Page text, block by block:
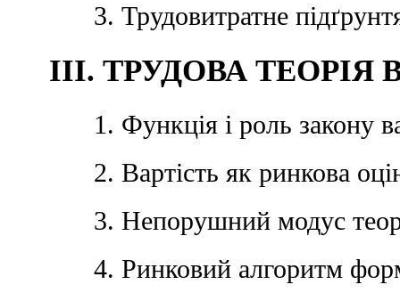
3. Трудовитратне
III. ТРУДОВА ТЕОРІЯ
1. Функція і роль закону
2. Вартість як ринкова
3. Непорушний модус
4. Ринковий алгоритм